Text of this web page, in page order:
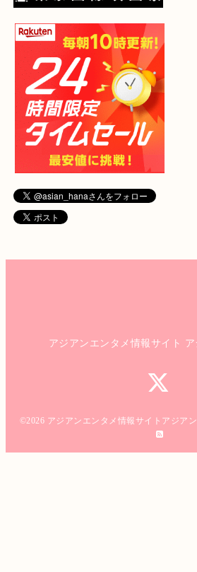
アジアンエンタメ情報サイト
©2026 アジアンエンタメ情報サイトアジア